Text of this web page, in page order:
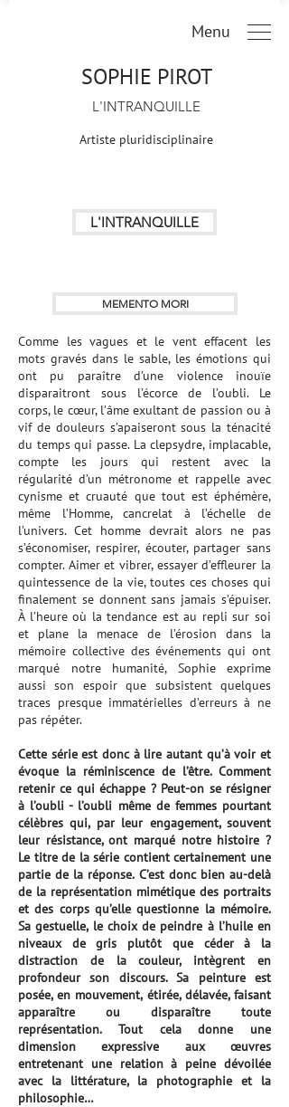
Menu
SOPHIE PIROT
Artiste pluridisciplinaire
L'INTRANQUILLE
L'INTRANQUILLE
MEMENTO MORI
Comme les vagues et le vent effacent les
mots gravés dans le sable, les émotions qui
ont pu paraître d’une violence inouïe
disparaitront sous l’écorce de l’oubli. Le
corps, le cœur, l’âme exultant de passion ou à
vif de douleurs s’apaiseront sous la ténacité
du temps qui passe. La clepsydre, implacable,
compte les jours qui restent avec la
régularité d’un métronome et rappelle avec
cynisme et cruauté que tout est éphémère,
même l’Homme, cancrelat à l’échelle de
l’univers. Cet homme devrait alors ne pas
s’économiser, respirer, écouter, partager sans
compter. Aimer et vibrer, essayer d’effleurer la
quintessence de la vie, toutes ces choses qui
finalement se donnent sans jamais s’épuiser.
À l’heure où la tendance est au repli sur soi
et plane la menace de l’érosion dans la
mémoire collective des événements qui ont
marqué notre humanité, Sophie exprime
aussi son espoir que subsistent quelques
traces presque immatérielles d’erreurs à ne
pas répéter.
Cette série est donc à lire autant qu’à voir et
évoque la réminiscence de l’être. Comment
retenir ce qui échappe ? Peut-on se résigner
à l’oubli - l’oubli même de femmes pourtant
célèbres qui, par leur engagement, souvent
leur résistance, ont marqué notre histoire ?
Le titre de la série contient certainement une
partie de la réponse. C’est donc bien au-delà
de la représentation mimétique des portraits
et des corps qu’elle questionne la mémoire.
Sa gestuelle, le choix de peindre à l’huile en
niveaux de gris plutôt que céder à la
distraction de la couleur, intègrent en
profondeur son discours. Sa peinture est
posée, en mouvement, étirée, délavée, faisant
apparaître ou disparaître toute
représentation. Tout cela donne une
dimension expressive aux œuvres
entretenant une relation à peine dévoilée
avec la littérature, la photographie et la
philosophie…